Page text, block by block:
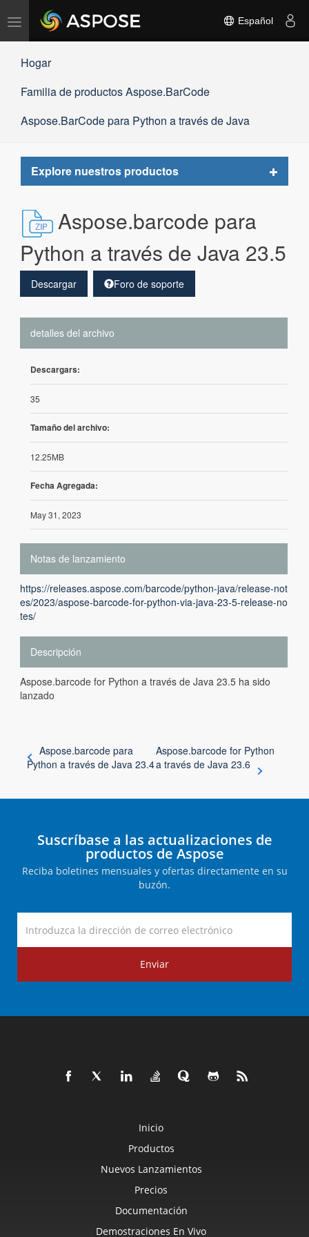
Alternar
navegación
Español
Hogar
Familia de productos Aspose.BarCode
Aspose.BarCode para Python a través de Java
Explore nuestros productos
Toggle
Aspose.barcode para
Python a través de Java 23.5
Descargar Foro de soporte
detalles del archivo
Descargars:
35
Tamaño del archivo:
12.25MB
Fecha Agregada:
May 31, 2023
Notas de lanzamiento
https://releases.aspose.com/barcode/python-java/release-not
es/2023/aspose-barcode-for-python-via-java-23-5-release-no
tes/
Descripción
Aspose.barcode for Python a través de Java 23.5 ha sido
lanzado
Aspose.barcode para
Python a través de Java 23.4
Aspose.barcode for Python
a través de Java 23.6
Suscríbase a las actualizaciones de
productos de Aspose
Reciba boletines mensuales y ofertas directamente en su
buzón.
Enviar
Inicio
Productos
Nuevos Lanzamientos
Precios
Documentación
Demostraciones En Vivo